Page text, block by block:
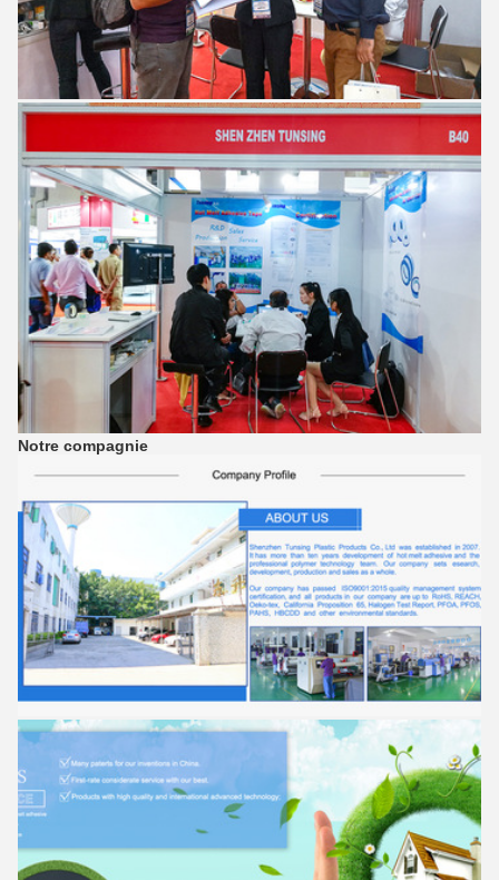
Notre compagnie